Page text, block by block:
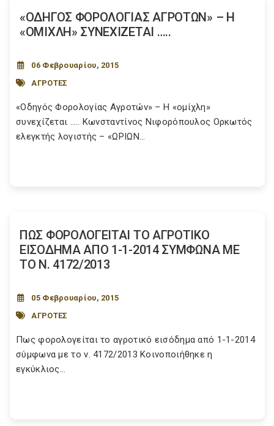
«ΟΔΗΓΟΣ ΦΟΡΟΛΟΓΙΑΣ ΑΓΡΟΤΩΝ» – Η
«ΟΜΙΧΛΗ» ΣΥΝΕΧΙΖΕΤΑΙ …..
06 Φεβρουαρίου, 2015
ΑΓΡΟΤΕΣ
«Οδηγός Φορολογίας Αγροτών» – Η «ομίχλη»
συνεχίζεται ….. Κωνσταντίνος Νιφορόπουλος Ορκωτός
ελεγκτής λογιστής – «ΩΡΙΩΝ...
ΠΩΣ ΦΟΡΟΛΟΓΕΙΤΑΙ ΤΟ ΑΓΡΟΤΙΚΟ
ΕΙΣΟΔΗΜΑ ΑΠΟ 1-1-2014 ΣΥΜΦΩΝΑ ΜΕ
ΤΟ Ν. 4172/2013
05 Φεβρουαρίου, 2015
ΑΓΡΟΤΕΣ
Πως φορολογείται το αγροτικό εισόδημα από 1-1-2014
σύμφωνα με το ν. 4172/2013 Κοινοποιήθηκε η
εγκύκλιος...